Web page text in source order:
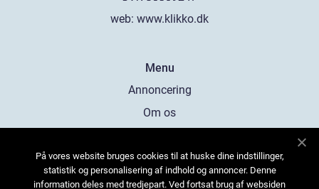
web: www.klikko.dk
Menu
Annoncering
Om os
Kontakt os
Sitemap
På vores website bruges cookies til at huske dine indstillinger,
statistik og personalisering af indhold og annoncer. Denne
information deles med tredjepart. Ved fortsat brug af websiden